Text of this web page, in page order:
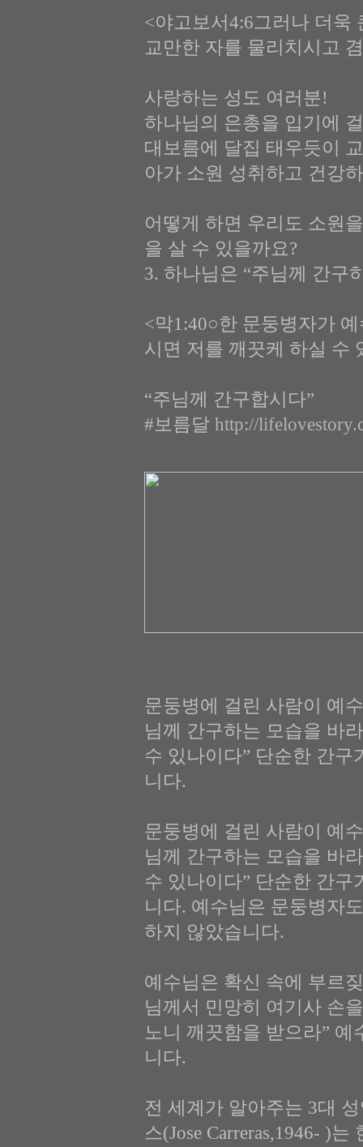
<야고보서4:6그러나 더욱
교만한 자를 물리치시고
사랑하는 성도 여러분!
하나님의 은총을 입기에
대보름에 달집 태우듯이
아가 소원 성취하고 건강
어떻게 하면 우리도 소원
을 살 수 있을까요?
3. 하나님은 “주님께 간구
<막1:40○한 문둥병자가
시면 저를 깨끗케 하실 수
“주님께 간구합시다”
#보름달 http://
문둥병에 걸린 사람이 예
님께 간구하는 모습을 바
수 있나이다” 단순한 간
니다.
문둥병에 걸린 사람이 예
님께 간구하는 모습을 바
수 있나이다” 단순한 간
니다. 예수님은 문둥병자
하지 않았습니다.
예수님은 확신 속에 부르
님께서 민망히 여기사 손
노니 깨끗함을 받으라”
니다.
전 세계가 알아주는 3대
스(Jose Carreras,1946- )